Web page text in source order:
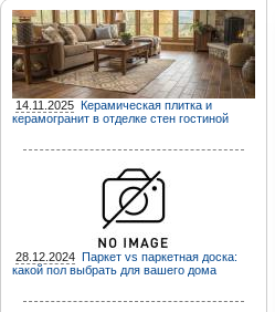
14.11.2025 Керамическая плитка и
керамогранит в отделке стен гостиной
28.12.2024 Паркет vs паркетная доска:
какой пол выбрать для вашего дома